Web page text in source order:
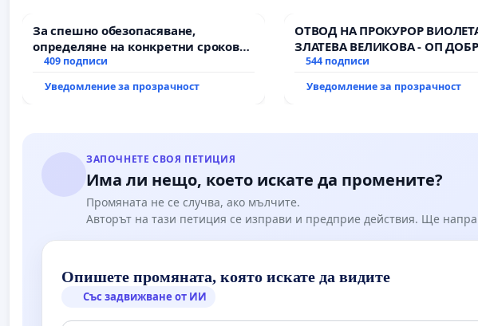
За спешно обезопасяване,
определяне на конкретни срокове
и извършване на цялостна
републиканския път между пътен
409 подписи
Уведомление за прозрачност
ОТВОД НА ПРОКУРОР
ЗЛАТЕВА ВЕЛИКОВА - ОП
544 подписи
Уведомление за прозрачност
ЗАПОЧНЕТЕ СВОЯ ПЕТИЦИЯ
Има ли нещо, което искате да промените?
Промяната не се случва, ако мълчите.
Авторът на тази петиция се изправи и предприе действия. Ще
Опишете промяната, която искате да видите
Със задвижване от ИИ